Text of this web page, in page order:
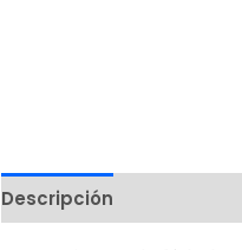
Descripción